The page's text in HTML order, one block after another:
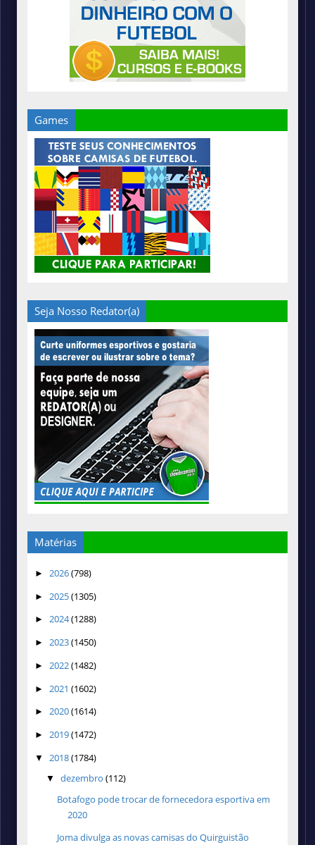
Games
Seja Nosso Redator(a)
Matérias
► 2026(798)
► 2025(1305)
► 2024(1288)
► 2023(1450)
► 2022(1482)
► 2021 (1602)
► 2020(1614)
► 2019(1472)
▼ 2018(1784)
▼ dezembro (112)
Botafogo pode trocar de fornecedora esportiva em
2020
Joma divulga as novas camisas do Quirguistão